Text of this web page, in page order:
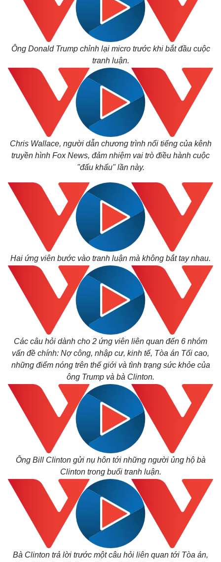
Thế giới
Quan sát
Cuộc sống đó đây
Hồ sơ
Multimedia
Video
E-Magazine
Infographic
Ông Donald Trump chỉnh lại micro trước khi bắt đầu cuộc
tranh luận.
Chris Wallace, người dẫn chương trình nổi tiếng của kênh
truyền hình Fox News, đảm nhiệm vai trò điều hành cuộc
"đấu khẩu" lần này.
Hai ứng viên bước vào tranh luận mà không bắt tay nhau.
Các câu hỏi dành cho 2 ứng viên liên quan đến 6 nhóm
vấn đề chính: Nợ công, nhập cư, kinh tế, Tòa án Tối cao,
những điểm nóng trên thế giới và tình trạng sức khỏe của
ông Trump và bà Clinton.
Ông Bill Clinton gửi nụ hôn tới những người ủng hộ bà
Clinton trong buổi tranh luận.
Bà Clinton trả lời trước một câu hỏi liên quan tới Tòa án,